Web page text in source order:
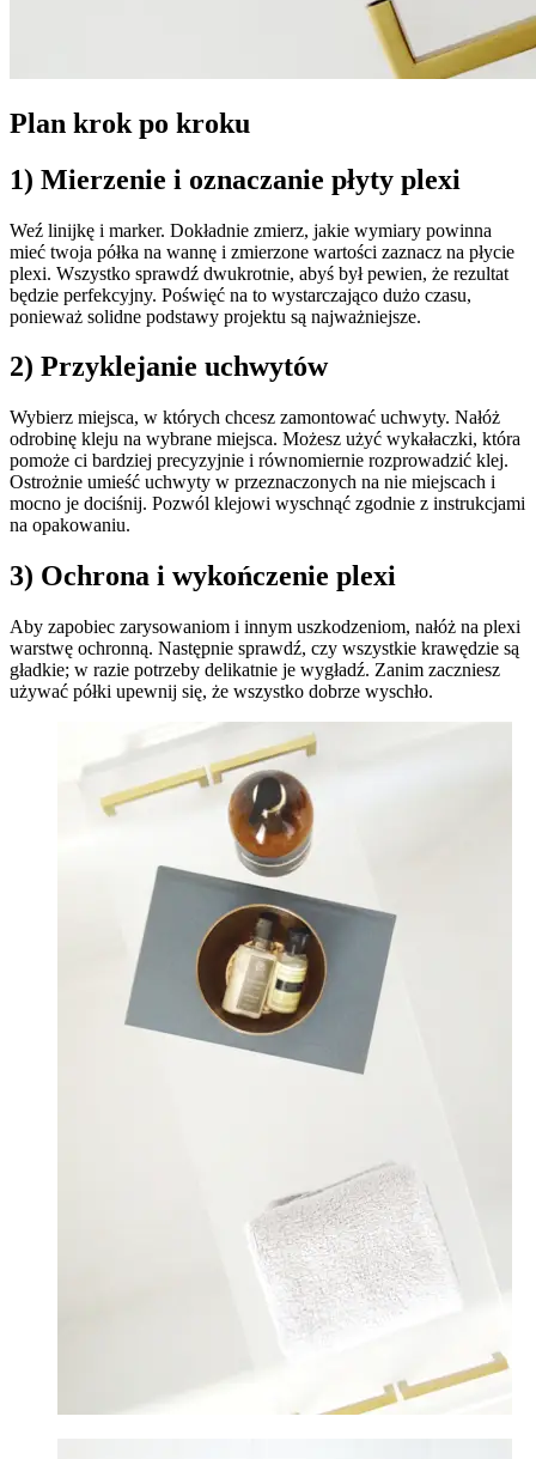
Plan krok po kroku
1) Mierzenie i oznaczanie płyty plexi
Weź linijkę i marker. Dokładnie zmierz, jakie wymiary powinna
mieć twoja półka na wannę i zmierzone wartości zaznacz na płycie
plexi. Wszystko sprawdź dwukrotnie, abyś był pewien, że rezultat
będzie perfekcyjny. Poświęć na to wystarczająco dużo czasu,
ponieważ solidne podstawy projektu są najważniejsze.
2) Przyklejanie uchwytów
Wybierz miejsca, w których chcesz zamontować uchwyty. Nałóż
odrobinę kleju na wybrane miejsca. Możesz użyć wykałaczki, która
pomoże ci bardziej precyzyjnie i równomiernie rozprowadzić klej.
Ostrożnie umieść uchwyty w przeznaczonych na nie miejscach i
mocno je dociśnij. Pozwól klejowi wyschnąć zgodnie z instrukcjami
na opakowaniu.
3) Ochrona i wykończenie plexi
Aby zapobiec zarysowaniom i innym uszkodzeniom, nałóż na plexi
warstwę ochronną. Następnie sprawdź, czy wszystkie krawędzie są
gładkie; w razie potrzeby delikatnie je wygładź. Zanim zaczniesz
używać półki upewnij się, że wszystko dobrze wyschło.